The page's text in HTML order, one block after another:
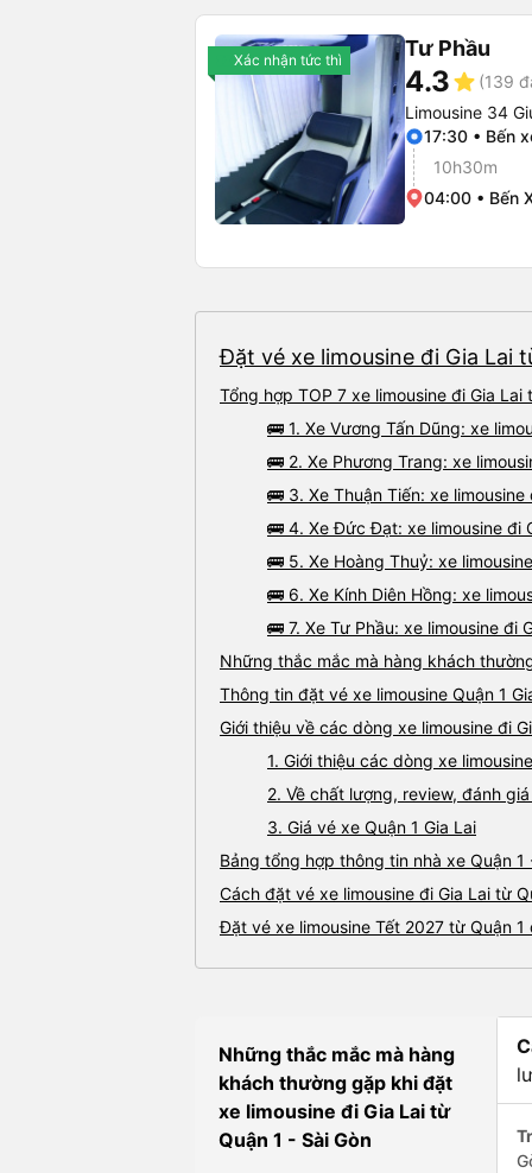
Xác nhận tức thì Tư Phầu
4.3star (139
Limousine 34
17:30 • Bến
10h30m
04:00 • Bến
Đặt vé xe limousine đi Gia Lai
Tổng hợp TOP 7 xe limousine đi Gia
🚌 1. Xe Vương Tấn Dũng: xe
🚌 2. Xe Phương Trang: xe
🚌 3. Xe Thuận Tiến: xe
🚌 4. Xe Đức Đạt: xe limousine đi
🚌 5. Xe Hoàng Thuỷ: xe
🚌 6. Xe Kính Diên Hồng: xe
🚌 7. Xe Tư Phầu: xe limousine đi
Những thắc mắc mà hàng khách
Thông tin đặt vé xe limousine Quận 1
Giới thiệu về các dòng xe limousine đi
1. Giới thiệu các dòng xe
2. Về chất lượng, review, đánh
3. Giá vé xe Quận 1 Gia Lai
Bảng tổng hợp thông tin nhà xe Quận 1
Cách đặt vé xe limousine đi Gia Lai từ
Đặt vé xe limousine Tết 2027 từ Quận 1
Những thắc mắc mà hàng
khách thường gặp khi đặt
xe limousine đi Gia Lai từ
Quận 1 - Sài Gòn